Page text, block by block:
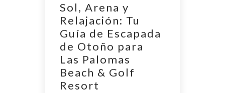
Sol, Arena y
Relajación: Tu
Guía de Escapada
de Otoño para
Las Palomas
Beach & Golf
Resort